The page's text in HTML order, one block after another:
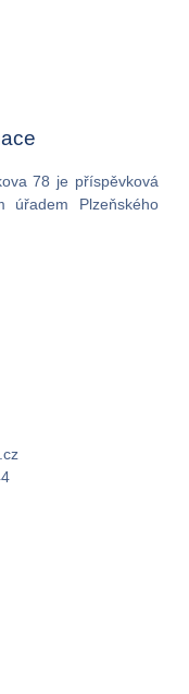
78 je příspěvková
úřadem Plzeňského